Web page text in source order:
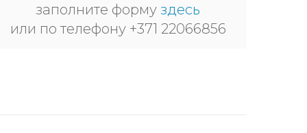
заполните форму здесь
или по телефону +371 22066856